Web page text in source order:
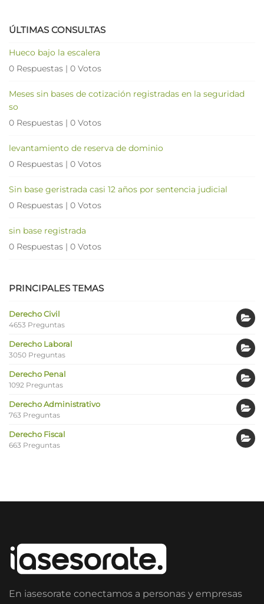
ÚLTIMAS CONSULTAS
Hueco bajo la escalera
0 Respuestas | 0 Votos
Meses sin bases de cotización registradas en la seguridad
so
0 Respuestas | 0 Votos
levantamiento de reserva de dominio
0 Respuestas | 0 Votos
Sin base geristrada casi 12 años por sentencia judicial
0 Respuestas | 0 Votos
sin base registrada
0 Respuestas | 0 Votos
PRINCIPALES TEMAS
Derecho Civil
4653 Preguntas
Derecho Laboral
3050 Preguntas
Derecho Penal
1092 Preguntas
Derecho Administrativo
763 Preguntas
Derecho Fiscal
663 Preguntas
En iasesorate conectamos a personas y empresas